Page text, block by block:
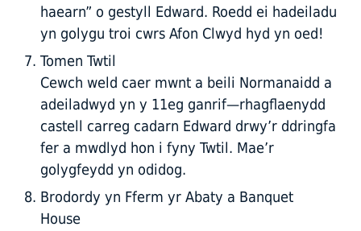
haearn” o gestyll Edward. Roedd ei hadeiladu
yn golygu troi cwrs Afon Clwyd hyd yn oed!
Tomen Twtil
Cewch weld caer mwnt a beili Normanaidd a
adeiladwyd yn y 11eg ganrif—rhagflaenydd
castell carreg cadarn Edward drwy’r ddringfa
fer a mwdlyd hon i fyny Twtil. Mae’r
golygfeydd yn odidog.
Brodordy yn Fferm yr Abaty a Banquet
House